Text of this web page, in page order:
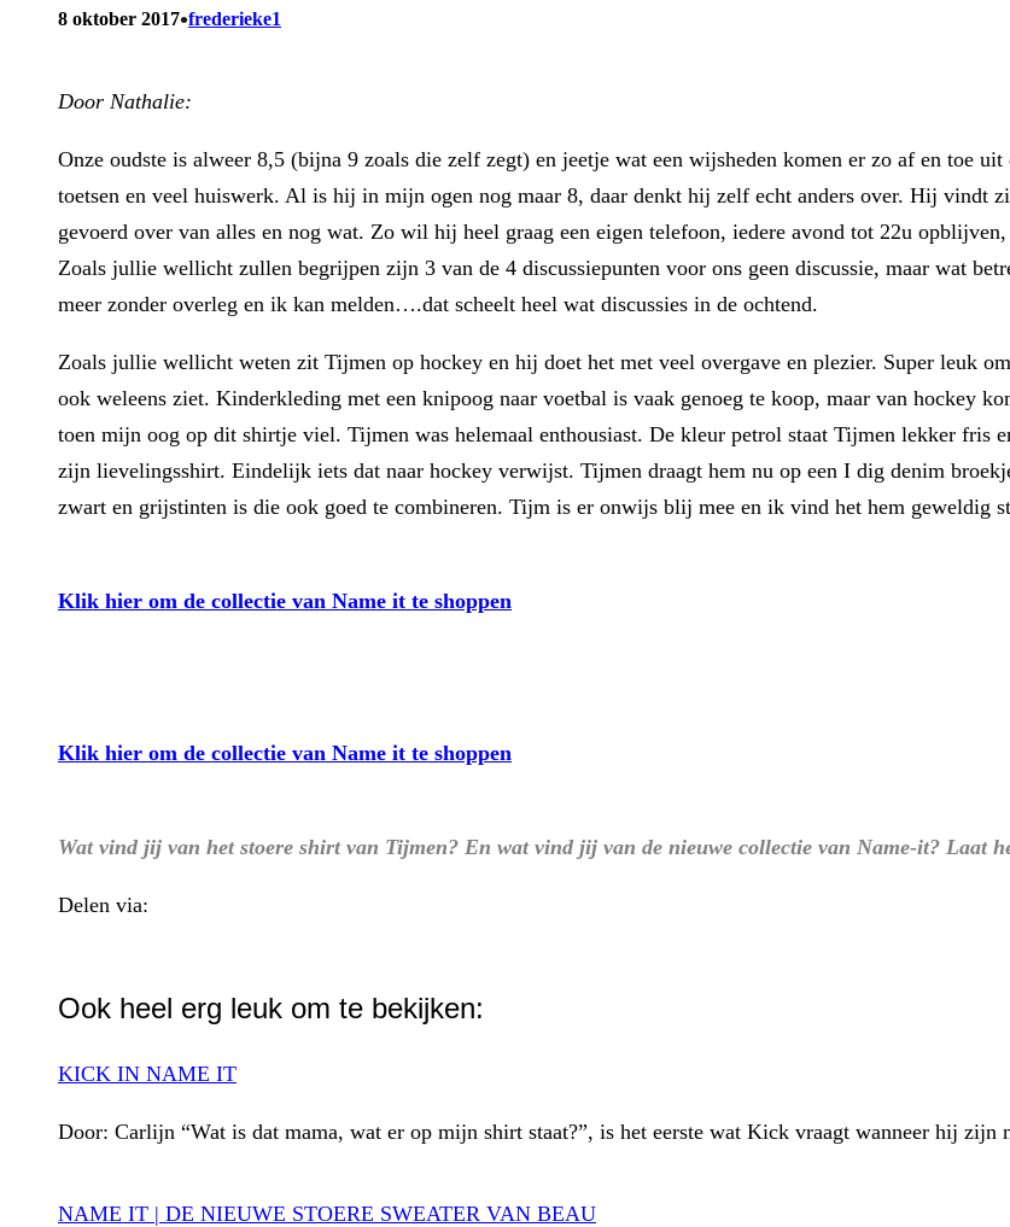
8 oktober 2017•frederieke1
Door Nathalie:
Onze oudste is alweer 8,5 (bijna 9 zoals die zelf zegt) en jeetje wat een wijsheden komen er zo af en toe
toetsen en veel huiswerk. Al is hij in mijn ogen nog maar 8, daar denkt hij zelf echt anders over. Hij vindt
gevoerd over van alles en nog wat. Zo wil hij heel graag een eigen telefoon, iedere avond tot 22u
Zoals jullie wellicht zullen begrijpen zijn 3 van de 4 discussiepunten voor ons geen discussie, maar wat
meer zonder overleg en ik kan melden….dat scheelt heel wat discussies in de ochtend.
Zoals jullie wellicht weten zit Tijmen op hockey en hij doet het met veel overgave en plezier. Super leuk
ook weleens ziet. Kinderkleding met een knipoog naar voetbal is vaak genoeg te koop, maar van hockey
toen mijn oog op dit shirtje viel. Tijmen was helemaal enthousiast. De kleur petrol staat Tijmen lekker fris
zijn lievelingsshirt. Eindelijk iets dat naar hockey verwijst. Tijmen draagt hem nu op een I dig denim
zwart en grijstinten is die ook goed te combineren. Tijm is er onwijs blij mee en ik vind het hem geweldig
Klik hier om de collectie van Name it te shoppen
Klik hier om de collectie van Name it te shoppen
Wat vind jij van het stoere shirt van Tijmen? En wat vind jij van de nieuwe collectie van Name-it? Laat
Delen via:
Ook heel erg leuk om te bekijken:
KICK IN NAME IT
Door: Carlijn “Wat is dat mama, wat er op mijn shirt staat?”, is het eerste wat Kick vraagt wanneer hij
NAME IT | DE NIEUWE STOERE SWEATER VAN BEAU